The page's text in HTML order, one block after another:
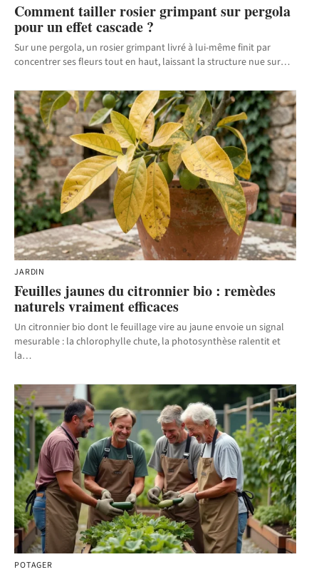
Comment tailler rosier grimpant sur pergola
pour un effet cascade ?
Sur une pergola, un rosier grimpant livré à lui-même finit par
concentrer ses fleurs tout en haut, laissant la structure nue sur…
JARDIN
Feuilles jaunes du citronnier bio : remèdes
naturels vraiment efficaces
Un citronnier bio dont le feuillage vire au jaune envoie un signal
mesurable : la chlorophylle chute, la photosynthèse ralentit et
la…
POTAGER